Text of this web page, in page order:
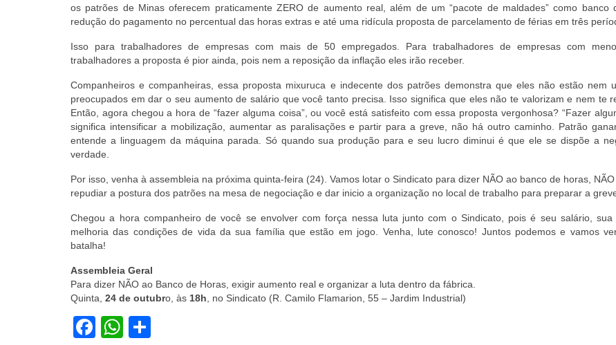
os patrões de Minas oferecem praticamente ZERO de aumento real, além de um “pacote de maldades” como banco
redução do pagamento no percentual das horas extras e até uma ridícula proposta de parcelamento de férias em três
Isso para trabalhadores de empresas com mais de 50 empregados. Para trabalhadores de empresas com
trabalhadores a proposta é pior ainda, pois nem a reposição da inflação eles irão receber.
Companheiros e companheiras, essa proposta mixuruca e indecente dos patrões demonstra que eles não estão nem
preocupados em dar o seu aumento de salário que você tanto precisa. Isso significa que eles não te valorizam e nem te
Então, agora chegou a hora de “fazer alguma coisa”, ou você está satisfeito com essa proposta vergonhosa? “Fazer
significa intensificar a mobilização, aumentar as paralisações e partir para a greve, não há outro caminho. Patrão
entende a linguagem da máquina parada. Só quando sua produção para e seu lucro diminui é que ele se dispõe a
verdade.
Por isso, venha à assembleia na próxima quinta-feira (24). Vamos lotar o Sindicato para dizer NÃO ao banco de horas, NÃO
repudiar a postura dos patrões na mesa de negociação e dar inicio a organização no local de trabalho para preparar a
Chegou a hora companheiro de você se envolver com força nessa luta junto com o Sindicato, pois é seu salário, sua
melhoria das condições de vida da sua família que estão em jogo. Venha, lute conosco! Juntos podemos e vamos
batalha!
Assembleia Geral
Para dizer NÃO ao Banco de Horas, exigir aumento real e organizar a luta dentro da fábrica.
Quinta, 24 de outubro, às 18h , no Sindicato (R. Camilo Flamarion, 55 – Jardim Industrial)
Facebook
WhatsApp